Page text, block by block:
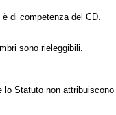
di competenza del CD.
sono rieleggibili.
Statuto non